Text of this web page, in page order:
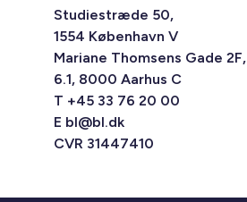
Studiestræde 50,
1554 København V
Mariane Thomsens Gade 2F,
6.1, 8000 Aarhus C
T +45 33 76 20 00
E bl@bl.dk
CVR 31447410